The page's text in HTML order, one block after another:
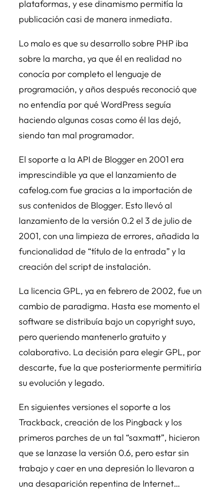
plataformas, y ese dinamismo permitía la
publicación casi de manera inmediata.
Lo malo es que su desarrollo sobre PHP iba
sobre la marcha, ya que él en realidad no
conocía por completo el lenguaje de
programación, y años después reconoció que
no entendía por qué WordPress seguía
haciendo algunas cosas como él las dejó,
siendo tan mal programador.
El soporte a la API de Blogger en 2001 era
imprescindible ya que el lanzamiento de
cafelog.com fue gracias a la importación de
sus contenidos de Blogger. Esto llevó al
lanzamiento de la versión 0.2 el 3 de julio de
2001, con una limpieza de errores, añadida la
funcionalidad de “título de la entrada” y la
creación del script de instalación.
La licencia GPL, ya en febrero de 2002, fue un
cambio de paradigma. Hasta ese momento el
software se distribuía bajo un copyright suyo,
pero queriendo mantenerlo gratuito y
colaborativo. La decisión para elegir GPL, por
descarte, fue la que posteriormente permitiría
su evolución y legado.
En siguientes versiones el soporte a los
Trackback, creación de los Pingback y los
primeros parches de un tal “saxmatt”, hicieron
que se lanzase la versión 0.6, pero estar sin
trabajo y caer en una depresión lo llevaron a
una desaparición repentina de Internet…